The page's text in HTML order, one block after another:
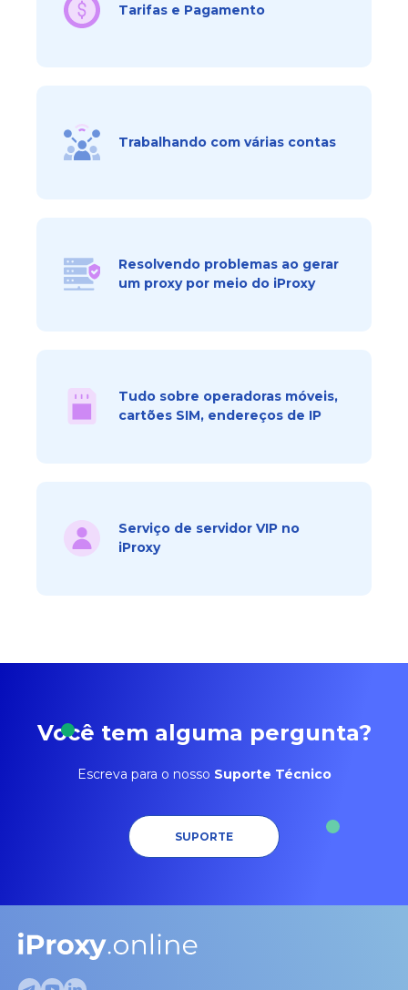
Tarifas e Pagamento
Trabalhando com várias contas
Resolvendo problemas ao gerar
um proxy por meio do iProxy
Tudo sobre operadoras móveis,
cartões SIM, endereços de IP
Serviço de servidor VIP no
iProxy
Você tem alguma pergunta?
Escreva para o nosso Suporte Técnico
SUPORTE